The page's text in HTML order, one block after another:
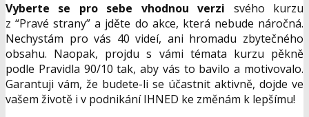
Vyberte se pro sebe vhodnou verzi svého kurzu
z “Pravé strany” a jděte do akce, která nebude náročná.
Nechystám pro vás 40 videí, ani hromadu zbytečného
obsahu. Naopak, projdu s vámi témata kurzu pěkně
podle Pravidla 90/10 tak, aby vás to bavilo a motivovalo.
Garantuji vám, že budete-li se účastnit aktivně, dojde ve
vašem životě i v podnikání IHNED ke změnám k lepšímu!